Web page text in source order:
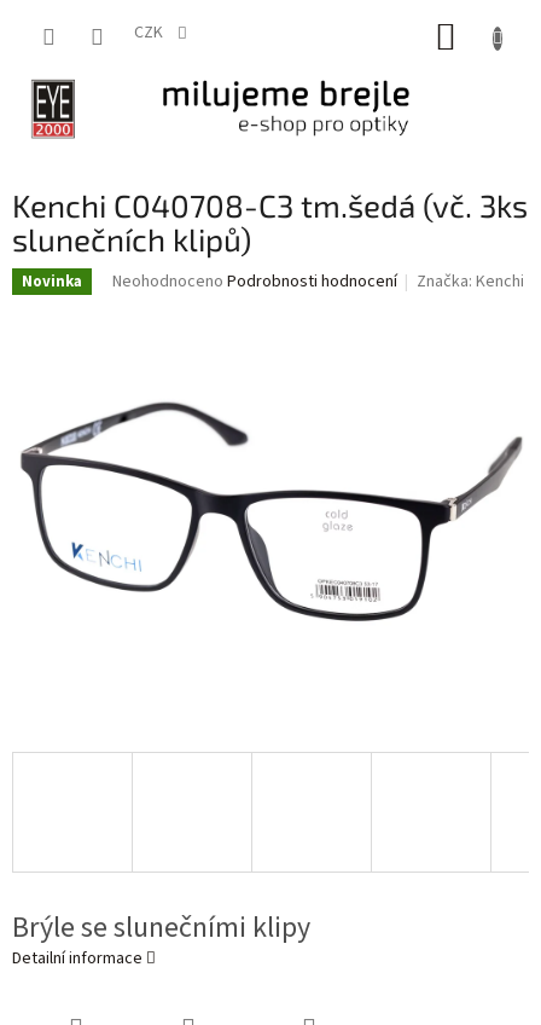
CZK
Kenchi C040708-C3 tm.šedá (vč. 3ks
slunečních klipů)
Novinka
Průměrné
5
Neohodnoceno Podrobnosti hodnocení Značka:Kenchi
Brýle se slunečními klipy
Detailní informace